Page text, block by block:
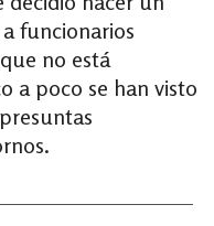
funcionarios
no está
a poco se han visto